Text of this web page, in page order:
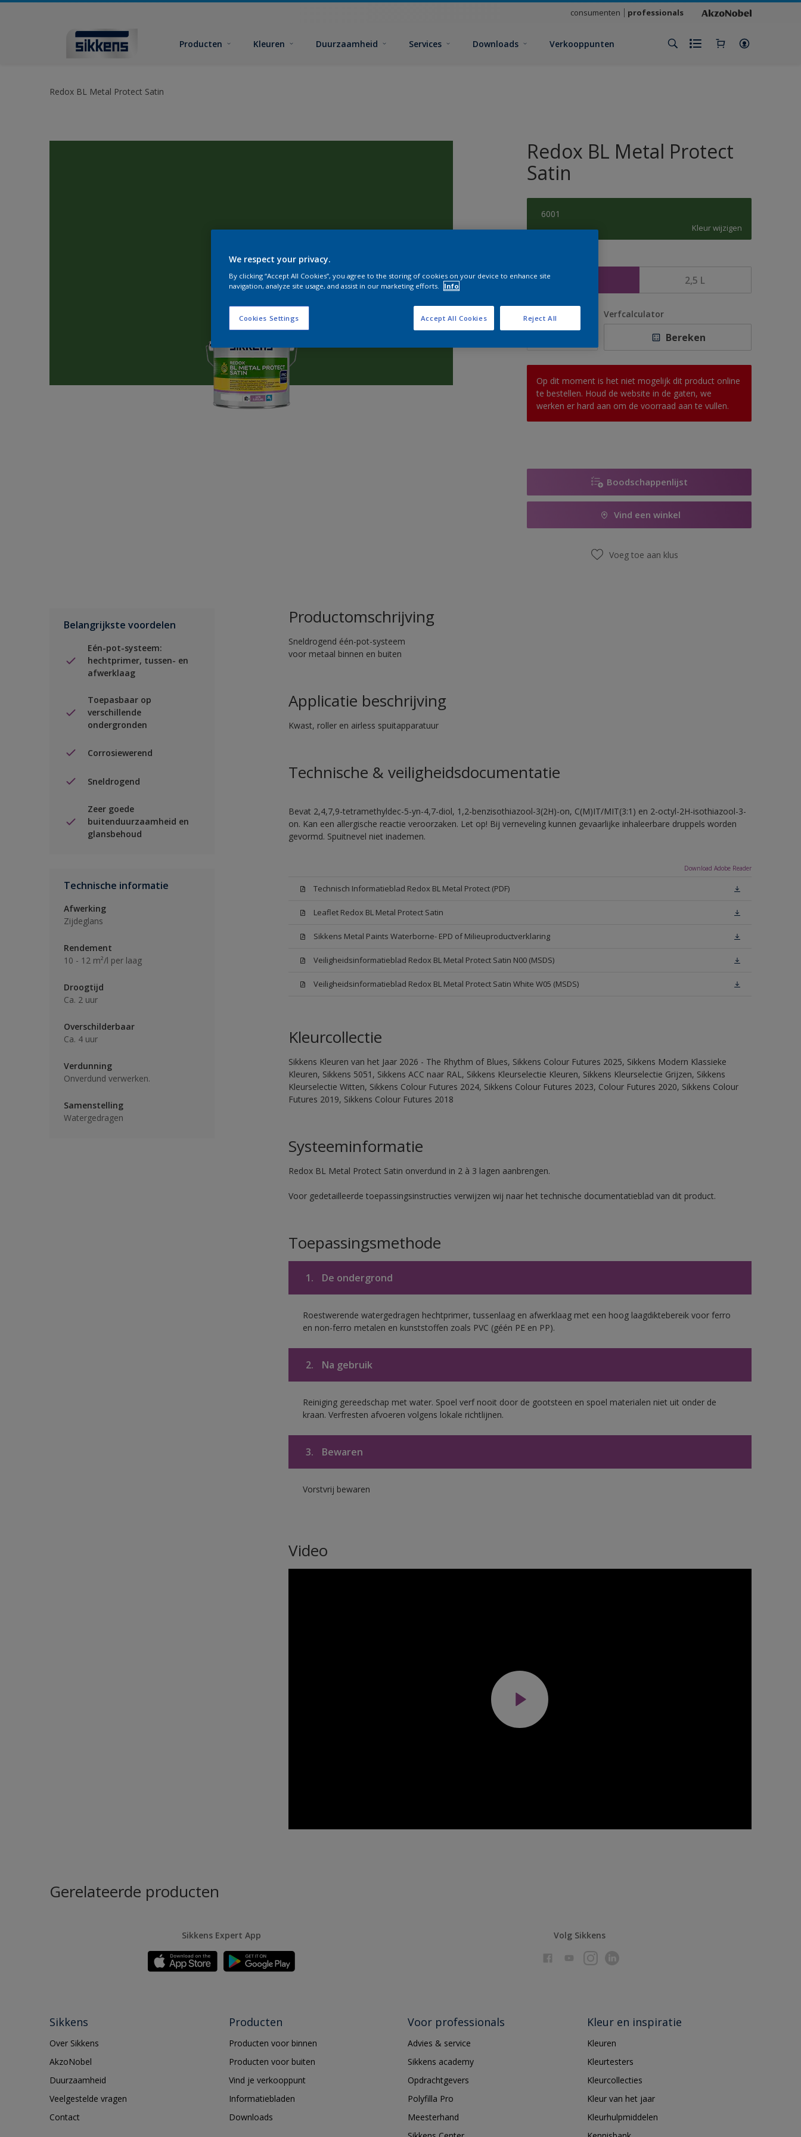
consumenten professionals
Producten Kleuren Duurzaamheid Services Downloads Verkooppunten
Redox BL Metal Protect Satin
Redox BL Metal Protect
Satin
6001
Kleur wijzigen
2,5 L
Aantal Verfcalculator
Bereken
Op dit moment is het niet mogelijk dit product online
te bestellen. Houd de website in de gaten, we
werken er hard aan om de voorraad aan te vullen.
Boodschappenlijst
Vind een winkel
Voeg toe aan klus
Belangrijkste voordelen
Eén-pot-systeem:
hechtprimer, tussen- en
afwerklaag
Toepasbaar op
verschillende
ondergronden
Corrosiewerend
Sneldrogend
Zeer goede
buitenduurzaamheid en
glansbehoud
Technische informatie
Afwerking
Zijdeglans
Rendement
10 - 12 m²/l per laag
Droogtijd
Ca. 2 uur
Overschilderbaar
Ca. 4 uur
Verdunning
Onverdund verwerken.
Samenstelling
Watergedragen
Productomschrijving
Sneldrogend één-pot-systeem
voor metaal binnen en buiten
Applicatie beschrijving
Kwast, roller en airless spuitapparatuur
Technische & veiligheidsdocumentatie
Bevat 2,4,7,9-tetramethyldec-5-yn-4,7-diol, 1,2-benzisothiazool-3(2H)-on, C(M)IT/MIT(3:1) en 2-octyl-2H-isothiazool-3-
on. Kan een allergische reactie veroorzaken. Let op! Bij verneveling kunnen gevaarlijke inhaleerbare druppels worden
gevormd. Spuitnevel niet inademen.
Download Adobe Reader
Technisch Informatieblad Redox BL Metal Protect (PDF)
Leaflet Redox BL Metal Protect Satin
Sikkens Metal Paints Waterborne- EPD of Milieuproductverklaring
Veiligheidsinformatieblad Redox BL Metal Protect Satin N00 (MSDS)
Veiligheidsinformatieblad Redox BL Metal Protect Satin White W05 (MSDS)
Kleurcollectie
Sikkens Kleuren van het Jaar 2026 - The Rhythm of Blues, Sikkens Colour Futures 2025, Sikkens Modern Klassieke
Kleuren, Sikkens 5051, Sikkens ACC naar RAL, Sikkens Kleurselectie Kleuren, Sikkens Kleurselectie Grijzen, Sikkens
Kleurselectie Witten, Sikkens Colour Futures 2024, Sikkens Colour Futures 2023, Colour Futures 2020, Sikkens Colour
Futures 2019, Sikkens Colour Futures 2018
Systeeminformatie
Redox BL Metal Protect Satin onverdund in 2 à 3 lagen aanbrengen.
Voor gedetailleerde toepassingsinstructies verwijzen wij naar het technische documentatieblad van dit product.
Toepassingsmethode
1. De ondergrond
Roestwerende watergedragen hechtprimer, tussenlaag en afwerklaag met een hoog laagdiktebereik voor ferro
en non-ferro metalen en kunststoffen zoals PVC (géén PE en PP).
2. Na gebruik
Reiniging gereedschap met water. Spoel verf nooit door de gootsteen en spoel materialen niet uit onder de
kraan. Verfresten afvoeren volgens lokale richtlijnen.
3. Bewaren
Vorstvrij bewaren
Video
Gerelateerde producten
Sikkens Expert App Volg Sikkens
Sikkens
Over Sikkens
AkzoNobel
Duurzaamheid
Veelgestelde vragen
Contact
Producten
Producten voor binnen
Producten voor buiten
Vind je verkooppunt
Informatiebladen
Downloads
Voor professionals
Advies & service
Sikkens academy
Opdrachtgevers
Polyfilla Pro
Meesterhand
Kleur en inspiratie
Kleuren
Kleurtesters
Kleurcollecties
Kleur van het jaar
Kleurhulpmiddelen
We respect your privacy.
By clicking “Accept All Cookies”, you agree to the storing of cookies on your device to enhance site
navigation, analyze site usage, and assist in our marketing efforts.
Info
Cookies Settings Reject All
Accept All Cookies